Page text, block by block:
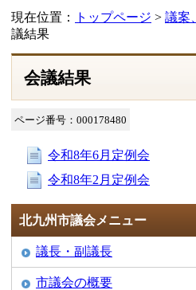
現在位置： トップページ > 議案
議結果
会議結果
ページ番号：000178480
令和8年6月定例会
令和8年2月定例会
北九州市議会メニュー
議長・副議長
市議会の概要